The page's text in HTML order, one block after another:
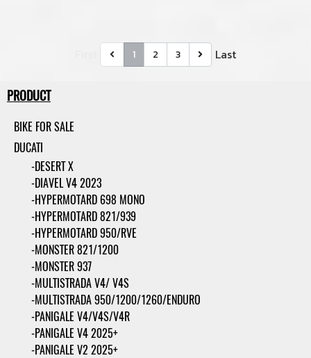
1 2 3 Last
PRODUCT
BIKE FOR SALE
DUCATI
-DESERT X
-DIAVEL V4 2023
-HYPERMOTARD 698 MONO
-HYPERMOTARD 821/939
-HYPERMOTARD 950/RVE
-MONSTER 821/1200
-MONSTER 937
-MULTISTRADA V4/ V4S
-MULTISTRADA 950/1200/1260/ENDURO
-PANIGALE V4/V4S/V4R
-PANIGALE V4 2025+
-PANIGALE V2 2025+